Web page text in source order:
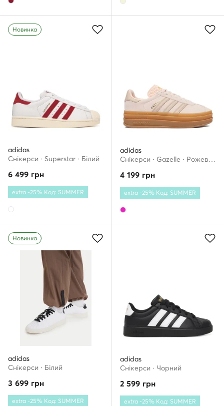
Новинка
adidas
Снікерcи · Superstar · Білий
6 499 грн
extra -25% Код: SUMMER
adidas
Снікерcи · Gazelle · Рожевий
4 199 грн
extra -25% Код: SUMMER
Новинка
adidas
Снікерcи · Білий
3 699 грн
extra -25% Код: SUMMER
adidas
Снікерcи · Чорний
2 599 грн
extra -25% Код: SUMMER